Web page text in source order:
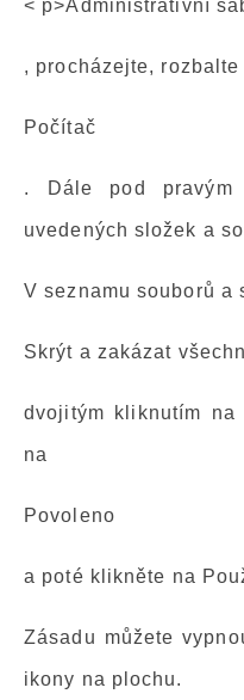
< p>Administrativní
, procházejte, rozbalte
Počítač
. Dále pod pravým
uvedených složek a
V seznamu souborů a
Skrýt a zakázat
dvojitým kliknutím
na
Povoleno
a poté klikněte na
Zásadu můžete
ikony na plochu.